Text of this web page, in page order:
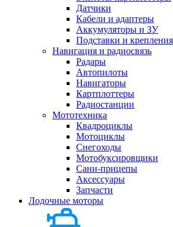
Датчики
Кабели и адаптеры
Аккумуляторы и ЗУ
Подставки и крепления
Навигация и радиосвязь
Радары
Автопилоты
Навигаторы
Картплоттеры
Радиостанции
Мототехника
Квадроциклы
Мотоциклы
Снегоходы
Мотобуксировщики
Сани-прицепы
Аксессуары
Запчасти
Лодочные моторы